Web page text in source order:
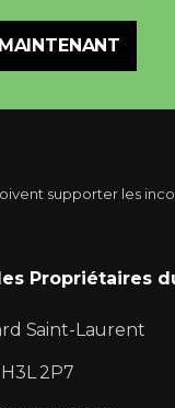
supporter les
Propriétaires
Saint-Laurent
2P7